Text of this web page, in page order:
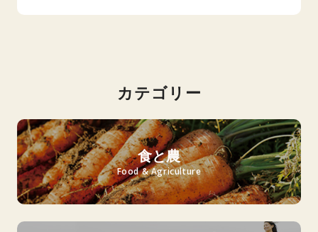
カテゴリー
食と農
Food & Agriculture